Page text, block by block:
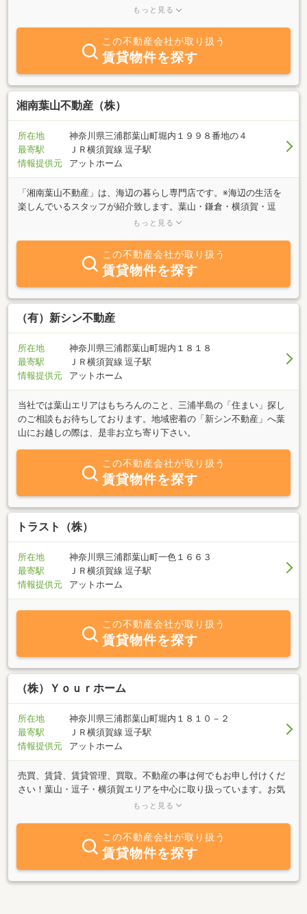
介を行っています。シニア世代の人生経験豊富な知識人と自負して
お付き合いさせて頂きます。また、湘南エリアに多い「借地」につ
いてお困りのお客様には、実務経験豊かな担当が無料相談を行って
おりますので、借地（底地）売却・購入相談を含めてご利用下さ
い。当社の所在は、国道１３４号線「長柄交差点」から御用邸方面
に向かって約３００ｍです。
もっと見る
この不動産会社が取り扱う
賃貸物件を探す
湘南葉山不動産（株）
所在地
神奈川県三浦郡葉山町堀内１９９８番地の４
最寄駅
ＪＲ横須賀線 逗子駅
情報提供元
アットホーム
「湘南葉山不動産」は、海辺の暮らし専門店です。※海辺の生活を
楽しんでいるスタッフが紹介致します。葉山・鎌倉・横須賀・逗
子・三浦。海辺の土地、リゾートハウス、海一望のマンション、隠
離れ、海辺でのリラクゼーションライフを提案します。当社ＨＰで
は地元情報を発信する、スタッフブログが楽しめます。Facebookペ
ージでも葉山の情報お届けしております♪『湘南葉山不動産』で是
非ご覧ください！！
もっと見る
この不動産会社が取り扱う
賃貸物件を探す
（有）新シン不動産
所在地
神奈川県三浦郡葉山町堀内１８１８
最寄駅
ＪＲ横須賀線 逗子駅
情報提供元
アットホーム
当社では葉山エリアはもちろんのこと、三浦半島の「住まい」探し
のご相談もお待ちしております。地域密着の「新シン不動産」へ葉
山にお越しの際は、是非お立ち寄り下さい。
この不動産会社が取り扱う
賃貸物件を探す
トラスト（株）
所在地
神奈川県三浦郡葉山町一色１６６３
最寄駅
ＪＲ横須賀線 逗子駅
情報提供元
アットホーム
この不動産会社が取り扱う
賃貸物件を探す
（株）Ｙｏｕｒホーム
所在地
神奈川県三浦郡葉山町堀内１８１０－２
最寄駅
ＪＲ横須賀線 逗子駅
情報提供元
アットホーム
売買、賃貸、賃貸管理、買取。不動産の事は何でもお申し付けくだ
さい！葉山・逗子・横須賀エリアを中心に取り扱っています。お気
軽に相談ができる親しみやすい不動産会社をモットーにご提案させ
もっと見る
この不動産会社が取り扱う
賃貸物件を探す